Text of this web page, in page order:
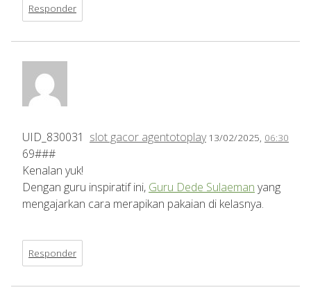
Responder
slot gacor agentotoplay 13/02/2025, 06:30
UID_830031
69###
Kenalan yuk!
Dengan guru inspiratif ini, Guru Dede Sulaeman yang
mengajarkan cara merapikan pakaian di kelasnya.
Responder